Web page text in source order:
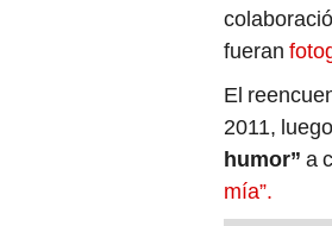
fueran
El
2011,
humor” a
mía”.